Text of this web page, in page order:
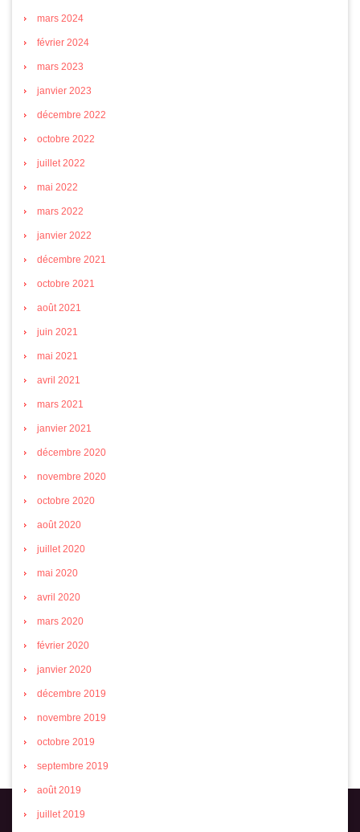
mars 2024
février 2024
mars 2023
janvier 2023
décembre 2022
octobre 2022
juillet 2022
mai 2022
mars 2022
janvier 2022
décembre 2021
octobre 2021
août 2021
juin 2021
mai 2021
avril 2021
mars 2021
janvier 2021
décembre 2020
novembre 2020
octobre 2020
août 2020
juillet 2020
mai 2020
avril 2020
mars 2020
février 2020
janvier 2020
décembre 2019
novembre 2019
octobre 2019
septembre 2019
août 2019
juillet 2019